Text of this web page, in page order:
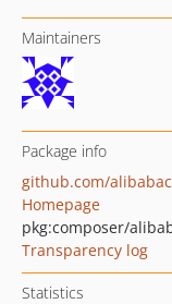
Maintainers
Package info
github.com/
Homepage
pkg:composer/
Transparency log
Statistics